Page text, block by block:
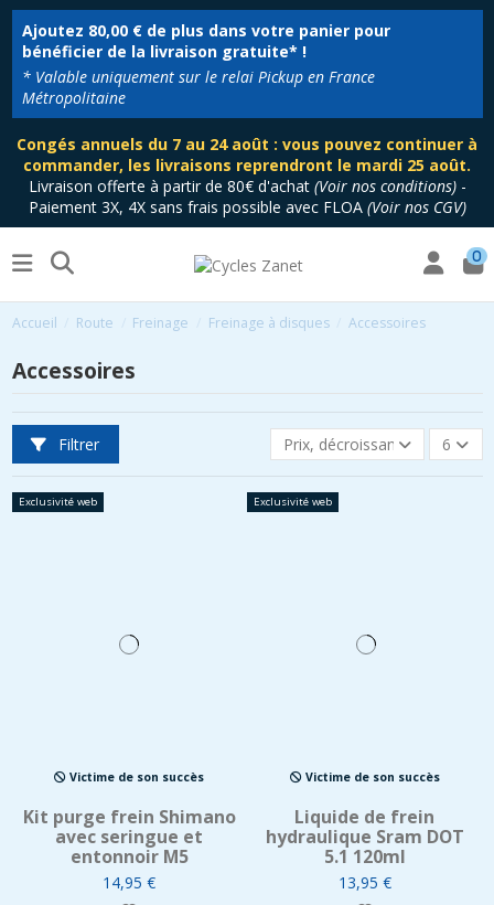
Ajoutez 80,00 €de plus dans votre panier pour
bénéficier de la livraison gratuite* !
* Valable uniquement sur le relai Pickup en France
Métropolitaine
Congés annuels du 7 au 24 août : vous pouvez continuer à
commander, les livraisons reprendront le mardi 25 août.
Livraison offerte à partir de 80€ d'achat (Voir nos conditions)-
Paiement 3X, 4X sans frais possible avec FLOA (Voir nos CGV)
0
Accueil Route Freinage Freinage à disques Accessoires
Accessoires
Filtrer Prix, décroissant 6
Exclusivité web
Victime de son succès
Kit purge frein Shimano
avec seringue et
entonnoir M5
14,95 €
Exclusivité web
Victime de son succès
Liquide de frein
hydraulique Sram DOT
5.1 120ml
13,95 €